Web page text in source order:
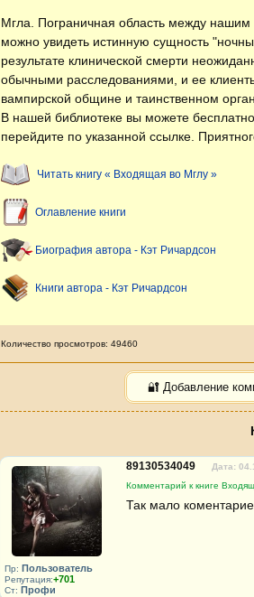
Мгла. Пограничная область между
можно увидеть истинную сущность
результате клинической смерти
обычными расследованиями, и ее
вампирской общине и таинственном
В нашей библиотеке вы можете бесплатно
перейдите по указанной ссылке.
Читать книгу « Входящая во Мглу »
Оглавление книги
Биография автора - Кэт Ричардсон
Книги автора - Кэт Ричардсон
Количество просмотров: 49460
🔐 Добавление
Пр: Пользователь
Репутация:+701
Ст: Профи
89130534049
Дата:
Комментарий к книге
Так мало